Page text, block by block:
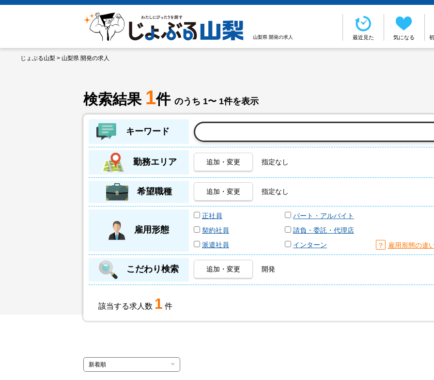
山梨県 開発の求人 最近見た 気になる
じょぶる山梨 > 山梨県 開発の求人
検索結果 1件 のうち 1〜 1件を表示
キーワード
勤務エリア 追加・変更 指定なし
希望職種 追加・変更 指定なし
雇用形態
正社員
パート・アルバイト
契約社員
請負・委託・代理店
派遣社員
インターン ？ 雇用形態の違
こだわり検索 追加・変更 開発
該当する求人数 1 件